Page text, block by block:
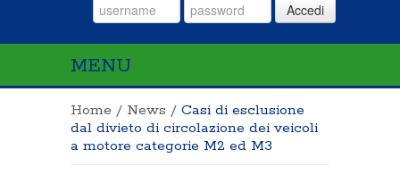
Accedi
MENU
Home / News / Casi di esclusione
dal divieto di circolazione dei veicoli
a motore categorie M2 ed M3